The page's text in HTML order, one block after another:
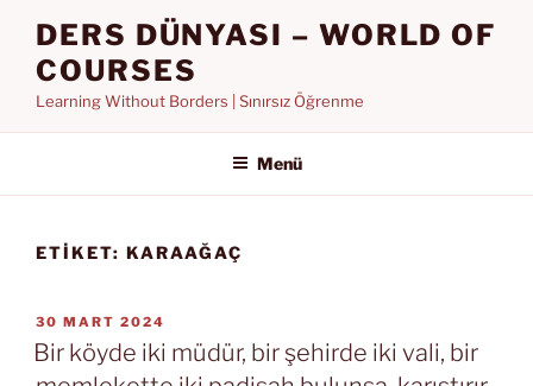
DERS DÜNYASI – WORLD OF
COURSES
Learning Without Borders | Sınırsız Öğrenme
Menü
ETIKET: KARAAĞAÇ
YAYIM
TARIHI
30 MART 2024
Bir köyde iki müdür, bir şehirde iki vali, bir